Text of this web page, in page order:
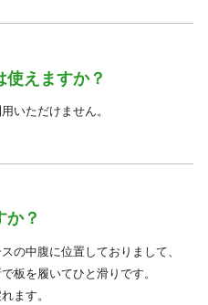
使えますか？
いただけません。
か？
の中腹に位置しておりまして、
板を履いてひと滑りです。
ます。